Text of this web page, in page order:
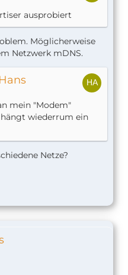
ausprobiert
Möglicherweise
Netzwerk mDNS.
mein "Modem"
wiederrum ein
Netze?